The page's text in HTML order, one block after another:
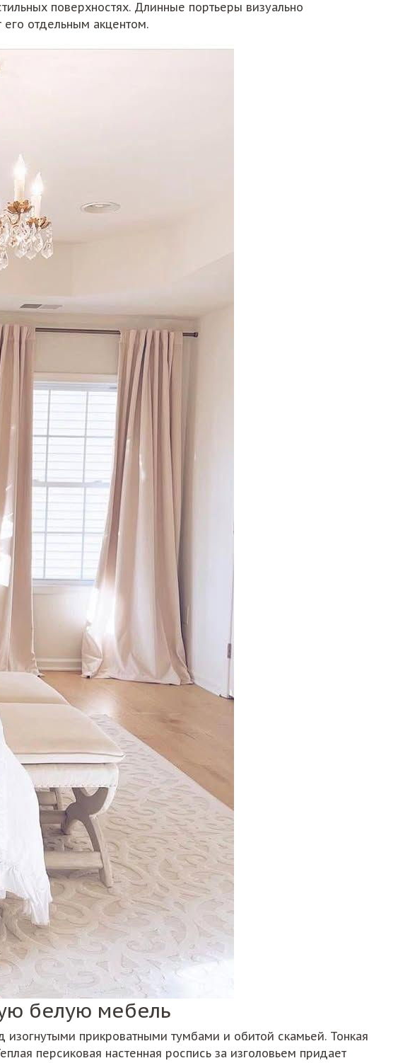
поверхностях. Длинные портьеры визуально
отдельным акцентом.
белую мебель
прикроватными тумбами и обитой скамьей. Тонкая
персиковая настенная роспись за изголовьем придает